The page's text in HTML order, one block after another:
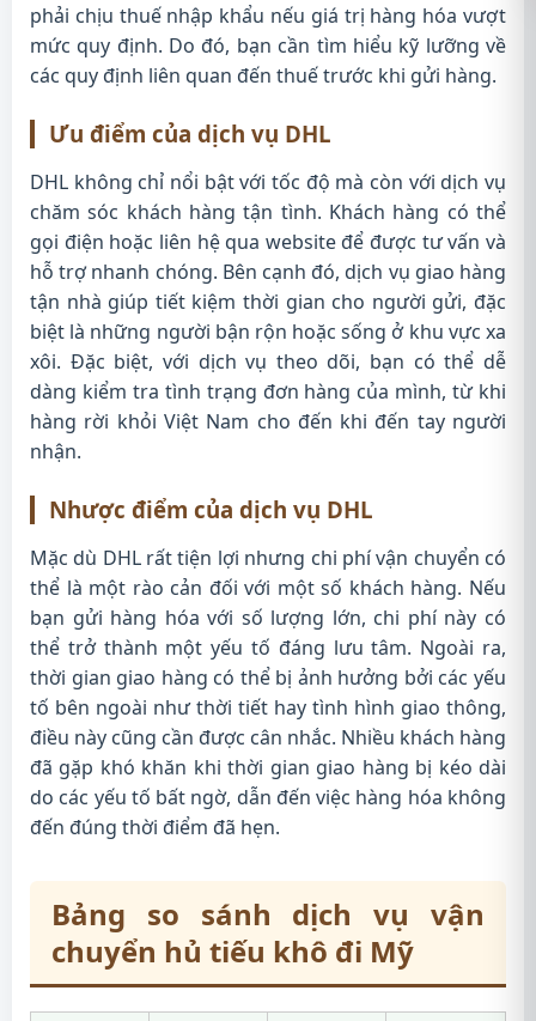
phải chịu thuế nhập khẩu nếu giá trị hàng hóa vượt
mức quy định. Do đó, bạn cần tìm hiểu kỹ lưỡng về
các quy định liên quan đến thuế trước khi gửi hàng.
Ưu điểm của dịch vụ DHL
DHL không chỉ nổi bật với tốc độ mà còn với dịch vụ
chăm sóc khách hàng tận tình. Khách hàng có thể
gọi điện hoặc liên hệ qua website để được tư vấn và
hỗ trợ nhanh chóng. Bên cạnh đó, dịch vụ giao hàng
tận nhà giúp tiết kiệm thời gian cho người gửi, đặc
biệt là những người bận rộn hoặc sống ở khu vực xa
xôi. Đặc biệt, với dịch vụ theo dõi, bạn có thể dễ
dàng kiểm tra tình trạng đơn hàng của mình, từ khi
hàng rời khỏi Việt Nam cho đến khi đến tay người
nhận.
Nhược điểm của dịch vụ DHL
Mặc dù DHL rất tiện lợi nhưng chi phí vận chuyển có
thể là một rào cản đối với một số khách hàng. Nếu
bạn gửi hàng hóa với số lượng lớn, chi phí này có
thể trở thành một yếu tố đáng lưu tâm. Ngoài ra,
thời gian giao hàng có thể bị ảnh hưởng bởi các yếu
tố bên ngoài như thời tiết hay tình hình giao thông,
điều này cũng cần được cân nhắc. Nhiều khách hàng
đã gặp khó khăn khi thời gian giao hàng bị kéo dài
do các yếu tố bất ngờ, dẫn đến việc hàng hóa không
đến đúng thời điểm đã hẹn.
Bảng so sánh dịch vụ vận
chuyển hủ tiếu khô đi Mỹ